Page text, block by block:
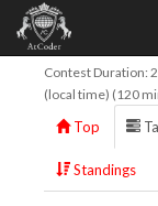
Contest Duration:
(local time) (120
Top
Standings